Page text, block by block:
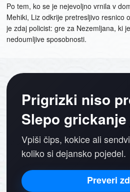
Po tem, ko se je nejevoljno vrnila v
Mehiki, Liz odkrije pretresljivo resnico
je zdaj policist: gre za Nezemljana, ki
nedoumljive sposobnosti.
Prigrizki niso
Slepo grickanje
Vpiši čips, kokice ali
koliko si dejansko pojedel.
Preveri